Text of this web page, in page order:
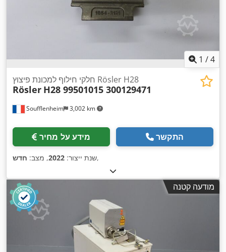
1 /4
Soufflenheim 3,002 km
חלקי חילוף למכונת פיצוץ Rösler H28
Rösler H28 99501015 300129471
מידע על מחיר התקשר
שנת ייצור: 2022, מצב: חדש ,
מודעה קטנה